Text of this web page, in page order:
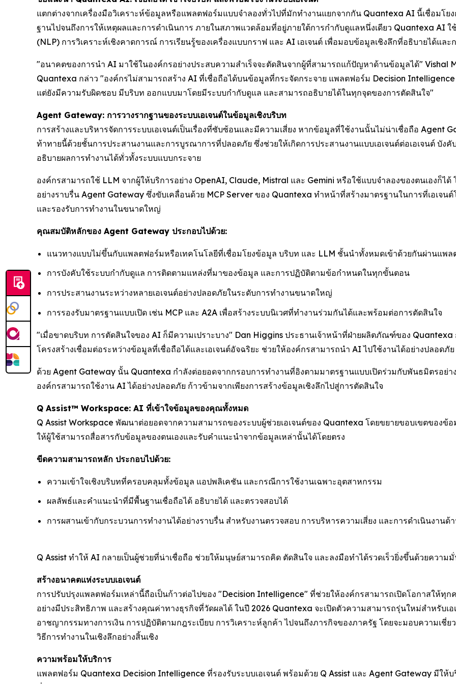
แตกต่างจากเครื่องมือวิเคราะห์ข้อมูลหรือแพลตฟอร์มแบบจำลองทั่วไปที่มักทำงานแยกจากกัน Quantexa AI นี้เชื่อมโ
ฐานไปจนถึงการให้เหตุผลและการดำเนินการ ภายในสภาพแวดล้อมที่อยู่ภายใต้การกำกับดูแลหนึ่งเดียว Quantexa AI
(NLP) การวิเคราะห์เชิงคาดการณ์ การเรียนรู้ของเครื่องแบบกราฟ และ AI เอเจนต์ เพื่อมอบข้อมูลเชิงลึกที่อธิบายได้แ
"อนาคตของการนำ AI มาใช้ในองค์กรอย่างประสบความสำเร็จจะตัดสินจากผู้ที่สามารถแก้ปัญหาด้านข้อมูลได้" Vishal
Quantexa กล่าว "องค์กรไม่สามารถสร้าง AI ที่เชื่อถือได้บนข้อมูลที่กระจัดกระจาย แพลตฟอร์ม Decision Intelligence
แต่ยังมีความรับผิดชอบ มีบริบท ออกแบบมาโดยมีระบบกำกับดูแล และสามารถอธิบายได้ในทุกจุดของการตัดสินใจ"
Agent Gateway: การวางรากฐานของระบบเอเจนต์ในข้อมูลเชิงบริบท
การสร้างและบริหารจัดการระบบเอเจนต์เป็นเรื่องที่ซับซ้อนและมีความเสี่ยง หากข้อมูลที่ใช้งานนั้นไม่น่าเชื่อถือ Agent
ท้าทายนี้ด้วยชั้นการประสานงานและการบูรณาการที่ปลอดภัย ซึ่งช่วยให้เกิดการประสานงานแบบเอเจนต์ต่อเอเจนต์ บัง
อธิบายผลการทำงานได้ทั่วทั้งระบบแบบกระจาย
องค์กรสามารถใช้ LLM จากผู้ให้บริการอย่าง OpenAI, Claude, Mistral และ Gemini หรือใช้แบบจำลองของตนเองก็ไ
อย่างราบรื่น Agent Gateway ซึ่งขับเคลื่อนด้วย MCP Server ของ Quantexa ทำหน้าที่สร้างมาตรฐานในการที่เอเจ
และรองรับการทำงานในขนาดใหญ่
คุณสมบัติหลักของ Agent Gateway ประกอบไปด้วย:
แนวทางแบบไม่ขึ้นกับแพลตฟอร์มหรือเทคโนโลยีที่เชื่อมโยงข้อมูล บริบท และ LLM ชั้นนำทั้งหมดเข้าด้วยกันผ่านแพล
การบังคับใช้ระบบกำกับดูแล การติดตามแหล่งที่มาของข้อมูล และการปฏิบัติตามข้อกำหนดในทุกขั้นตอน
การประสานงานระหว่างหลายเอเจนต์อย่างปลอดภัยในระดับการทำงานขนาดใหญ่
การรองรับมาตรฐานแบบเปิด เช่น MCP และ A2A เพื่อสร้างระบบนิเวศที่ทำงานร่วมกันได้และพร้อมต่อการตัดสินใจ
"เมื่อขาดบริบท การตัดสินใจของ AI ก็มีความเปราะบาง" Dan Higgins ประธานเจ้าหน้าที่ฝ่ายผลิตภัณฑ์ของ
โครงสร้างเชื่อมต่อระหว่างข้อมูลที่เชื่อถือได้และเอเจนต์อัจฉริยะ ช่วยให้องค์กรสามารถนำ AI ไปใช้งานได้อย่างปลอด
ด้วย Agent Gateway นั้น Quantexa กำลังต่อยอดจากกรอบการทำงานที่อิงตามมาตรฐานแบบเปิดร่วมกับพันธมิตรอย่า
องค์กรสามารถใช้งาน AI ได้อย่างปลอดภัย ก้าวข้ามจากเพียงการสร้างข้อมูลเชิงลึกไปสู่การตัดสินใจ
Q Assist™ Workspace: AI ที่เข้าใจข้อมูลของคุณทั้งหมด
Q Assist Workspace พัฒนาต่อยอดจากความสามารถของระบบผู้ช่วยเอเจนต์ของ Quantexa โดยขยายขอบเขตของข้
ให้ผู้ใช้สามารถสื่อสารกับข้อมูลของตนเองและรับคำแนะนำจากข้อมูลเหล่านั้นได้โดยตรง
ขีดความสามารถหลัก ประกอบไปด้วย:
ความเข้าใจเชิงบริบทที่ครอบคลุมทั้งข้อมูล แอปพลิเคชัน และกรณีการใช้งานเฉพาะอุตสาหกรรม
ผลลัพธ์และคำแนะนำที่มีพื้นฐานเชื่อถือได้ อธิบายได้ และตรวจสอบได้
การผสานเข้ากับกระบวนการทำงานได้อย่างราบรื่น สำหรับงานตรวจสอบ การบริหารความเสี่ยง และการดำเนินงานด้
Q Assist ทำให้ AI กลายเป็นผู้ช่วยที่น่าเชื่อถือ ช่วยให้มนุษย์สามารถคิด ตัดสินใจ และลงมือทำได้รวดเร็วยิ่งขึ้นด้วยความ
สร้างอนาคตแห่งระบบเอเจนต์
การปรับปรุงแพลตฟอร์มเหล่านี้ถือเป็นก้าวต่อไปของ "Decision Intelligence" ที่ช่วยให้องค์กรสามารถเปิดโอกาสให้ทุก
อย่างมีประสิทธิภาพ และสร้างคุณค่าทางธุรกิจที่วัดผลได้ ในปี 2026 Quantexa จะเปิดตัวความสามารถรุ่นใหม่สำหรับเ
อาชญากรรมทางการเงิน การปฏิบัติตามกฎระเบียบ การวิเคราะห์ลูกค้า ไปจนถึงภารกิจของภาครัฐ โดยจะมอบความเ
วิธีการทำงานในเชิงลึกอย่างสิ้นเชิง
ความพร้อมให้บริการ
แพลตฟอร์ม Quantexa Decision Intelligence ที่รองรับระบบเอเจนต์ พร้อมด้วย Q Assist และ Agent Gateway มีให้